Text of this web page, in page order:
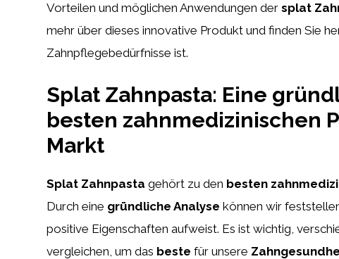
Vorteilen und möglichen Anwendungen der splat
mehr über dieses innovative Produkt und finden Sie
Zahnpflegebedürfnisse ist.
Splat Zahnpasta: Eine
besten zahnmedizinischen
Markt
Splat Zahnpasta gehört zu den besten
Durch eine gründliche Analyse können wir
positive Eigenschaften aufweist. Es ist wichtig,
vergleichen, um das beste für unsere